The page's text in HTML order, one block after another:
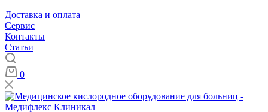
Доставка и оплата
Cервис
Контакты
Статьи
0